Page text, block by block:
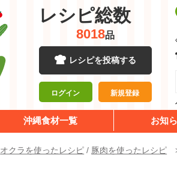
レシピ総数
8018品
レシピを投稿する
ログイン 新規登録
沖縄食材一覧 お知
オクラを使ったレシピ / 豚肉を使ったレシピ